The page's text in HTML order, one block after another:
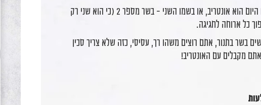
והנתח שאנחנו הולכים לדבר עליו היום הוא אונטריב, או בשמו השני - בשר מספר 2 (כי הוא שני רק
כל ארוחה לחגיגה.
בשר בתנור, אתם רוצים משהו רך, עסיסי, כזה שלא צריך סכין
מקבלים עם האונטריב!